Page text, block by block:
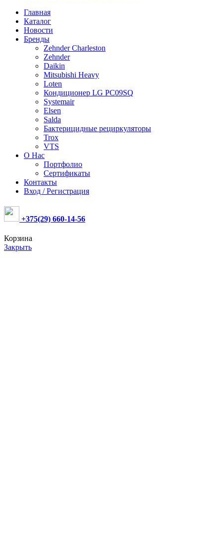
Главная
Каталог
Новости
Бренды
Zehnder Charleston
Zehnder
Daikin
Mitsubishi Heavy
Loten
Кондиционер LG PC09SQ
Systemair
Elsen
Salda
Бактерицидные рециркуляторы
Trox
VTS
О Нас
Портфолио
Сертификаты
Контакты
Вход / Регистрация
+375(29) 660-14-56
Корзина
Закрыть